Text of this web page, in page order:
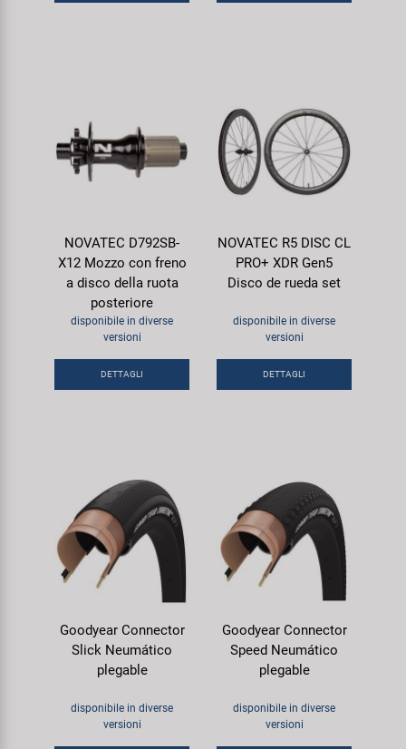
NOVATEC D792SB-
X12 Mozzo con freno
a disco della ruota
posteriore
disponibile in diverse
versioni
DETTAGLI
NOVATEC R5 DISC CL
PRO+ XDR Gen5
Disco de rueda set
disponibile in diverse
versioni
DETTAGLI
Goodyear Connector
Slick Neumático
plegable
disponibile in diverse
versioni
Goodyear Connector
Speed Neumático
plegable
disponibile in diverse
versioni